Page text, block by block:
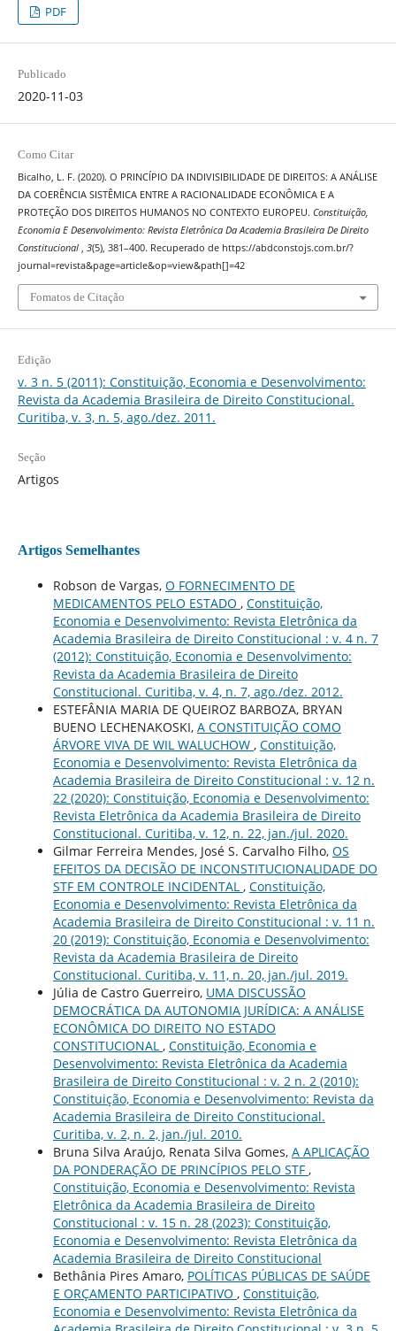
PDF
Publicado
2020-11-03
Como Citar
Bicalho, L. F. (2020). O PRINCÍPIO DA INDIVISIBILIDADE DE DIREITOS: A ANÁLISE
DA COERÊNCIA SISTÊMICA ENTRE A RACIONALIDADE ECONÔMICA E A
PROTEÇÃO DOS DIREITOS HUMANOS NO CONTEXTO EUROPEU. Constituição,
Economia E Desenvolvimento: Revista Eletrônica Da Academia Brasileira De Direito
Constitucional , 3(5), 381–400. Recuperado de https://abdconstojs.com.br/?
journal=revista&page=article&op=view&path[]=42
Fomatos de Citação
Edição
v. 3 n. 5 (2011): Constituição, Economia e Desenvolvimento:
Revista da Academia Brasileira de Direito Constitucional.
Curitiba, v. 3, n. 5, ago./dez. 2011.
Seção
Artigos
Artigos Semelhantes
Robson de Vargas, O FORNECIMENTO DE
MEDICAMENTOS PELO ESTADO , Constituição,
Economia e Desenvolvimento: Revista Eletrônica da
Academia Brasileira de Direito Constitucional : v. 4 n. 7
(2012): Constituição, Economia e Desenvolvimento:
Revista da Academia Brasileira de Direito
Constitucional. Curitiba, v. 4, n. 7, ago./dez. 2012.
ESTEFÂNIA MARIA DE QUEIROZ BARBOZA, BRYAN
BUENO LECHENAKOSKI, A CONSTITUIÇÃO COMO
ÁRVORE VIVA DE WIL WALUCHOW , Constituição,
Economia e Desenvolvimento: Revista Eletrônica da
Academia Brasileira de Direito Constitucional : v. 12 n.
22 (2020): Constituição, Economia e Desenvolvimento:
Revista Eletrônica da Academia Brasileira de Direito
Constitucional. Curitiba, v. 12, n. 22, jan./jul. 2020.
Gilmar Ferreira Mendes, José S. Carvalho Filho, OS
EFEITOS DA DECISÃO DE INCONSTITUCIONALIDADE DO
STF EM CONTROLE INCIDENTAL , Constituição,
Economia e Desenvolvimento: Revista Eletrônica da
Academia Brasileira de Direito Constitucional : v. 11 n.
20 (2019): Constituição, Economia e Desenvolvimento:
Revista da Academia Brasileira de Direito
Constitucional. Curitiba, v. 11, n. 20, jan./jul. 2019.
Júlia de Castro Guerreiro, UMA DISCUSSÃO
DEMOCRÁTICA DA AUTONOMIA JURÍDICA: A ANÁLISE
ECONÔMICA DO DIREITO NO ESTADO
CONSTITUCIONAL , Constituição, Economia e
Desenvolvimento: Revista Eletrônica da Academia
Brasileira de Direito Constitucional : v. 2 n. 2 (2010):
Constituição, Economia e Desenvolvimento: Revista da
Academia Brasileira de Direito Constitucional.
Curitiba, v. 2, n. 2, jan./jul. 2010.
Bruna Silva Araújo, Renata Silva Gomes, A APLICAÇÃO
DA PONDERAÇÃO DE PRINCÍPIOS PELO STF ,
Constituição, Economia e Desenvolvimento: Revista
Eletrônica da Academia Brasileira de Direito
Constitucional : v. 15 n. 28 (2023): Constituição,
Economia e Desenvolvimento: Revista Eletrônica da
Academia Brasileira de Direito Constitucional
Bethânia Pires Amaro, POLÍTICAS PÚBLICAS DE SAÚDE
E ORÇAMENTO PARTICIPATIVO , Constituição,
Economia e Desenvolvimento: Revista Eletrônica da